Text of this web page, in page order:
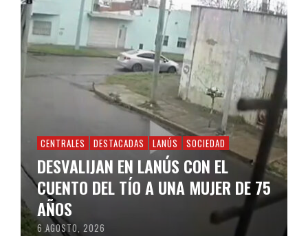
CENTRALES DESTACADAS LANÚS SOCIEDAD
DESVALIJAN EN LANÚS CON EL
CUENTO DEL TÍO A UNA MUJER DE 75
AÑOS
6 AGOSTO, 2026